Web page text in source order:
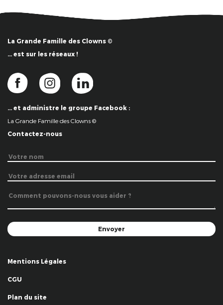
La Grande Famille des Clowns ©
… est sur les réseaux !
… et administre le groupe Facebook :
La Grande Famille des Clowns ©
Contactez-nous
Mentions Légales
CGU
Plan du site